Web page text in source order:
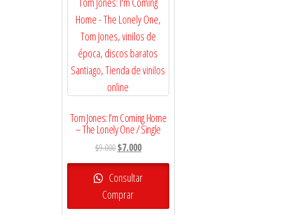
Tom Jones: I’m Coming Home
– The Lonely One / Single
$9.000El
precio
original
era:
$9.000.
$7.000El
precio
actual
Consultar
Comprar